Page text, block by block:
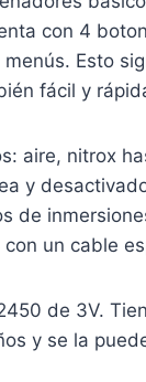
con 4
Esto
fácil y
aire, nitrox
y
de
un cable
de 3V.
y se la